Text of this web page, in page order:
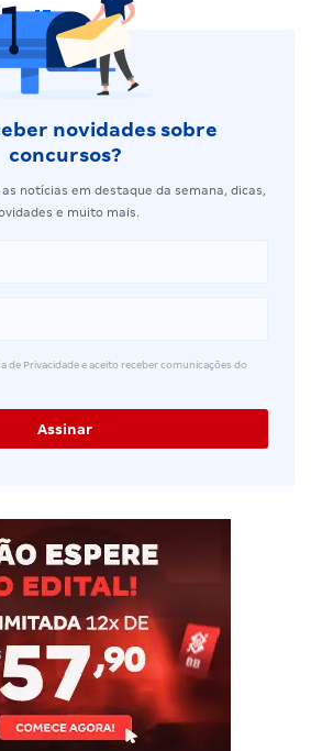
novidades sobre
concursos?
notícias em destaque da semana, dicas,
e muito mais.
de Privacidade e aceito receber comunicações do